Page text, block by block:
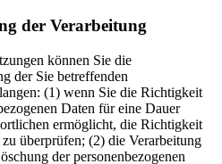
der Verarbeitung
können Sie die
der Sie betreffenden
(1) wenn Sie die Richtigkeit
Daten für eine Dauer
ermöglicht, die Richtigkeit
überprüfen; (2) die Verarbeitung
der personenbezogenen